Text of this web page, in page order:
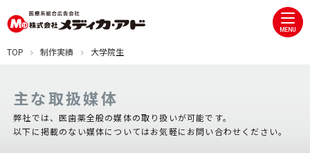
MENU
TOP 制作実績 大学院生
主な取扱媒体
弊社では、医歯薬全般の媒体の取り扱いが可能です。
以下に掲載のない媒体についてはお気軽にお問い合わせください。